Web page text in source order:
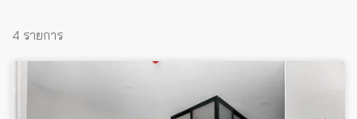
4 รายการ